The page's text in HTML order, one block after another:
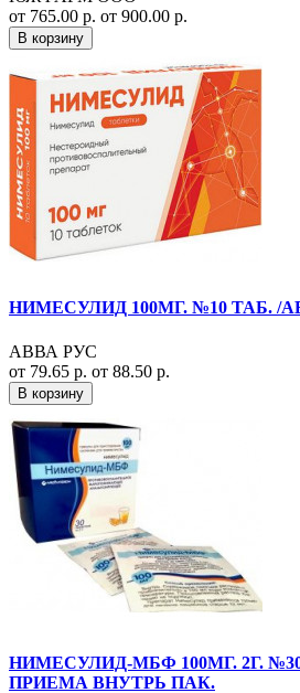
от 765.00 р. от 900.00 р.
В корзину
НИМЕСУЛИД 100МГ. №10 ТАБ. /
АВВА РУС
от 79.65 р. от 88.50 р.
В корзину
НИМЕСУЛИД-МБФ 100МГ. 2Г.
ПРИЕМА ВНУТРЬ ПАК.